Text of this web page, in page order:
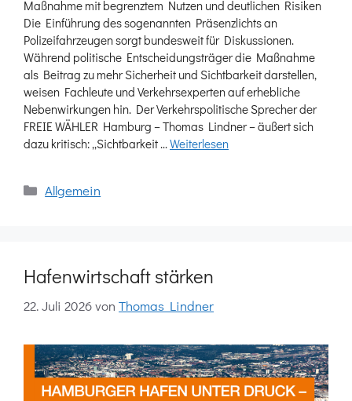
Maßnahme mit begrenztem Nutzen und deutlichen Risiken
Die Einführung des sogenannten Präsenzlichts an
Polizeifahrzeugen sorgt bundesweit für Diskussionen.
Während politische Entscheidungsträger die Maßnahme
als Beitrag zu mehr Sicherheit und Sichtbarkeit darstellen,
weisen Fachleute und Verkehrsexperten auf erhebliche
Nebenwirkungen hin. Der Verkehrspolitische Sprecher der
FREIE WÄHLER Hamburg – Thomas Lindner – äußert sich
dazu kritisch: „Sichtbarkeit …Weiterlesen
Kategorien
Allgemein
Hafenwirtschaft stärken
22. Juli 2026von Thomas Lindner